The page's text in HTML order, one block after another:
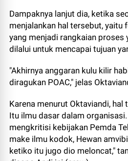
Dampaknya lanjut dia, ketika
menjalankan hal tersebut, yaitu
yang menjadi rangkaian proses
dilalui untuk mencapai tujuan
"Akhirnya anggaran kulu kilir
diragukan POAC," jelas
Karena menurut Oktaviandi,
Itu ilmu dasar dalam
mengkritisi kebijakan Pemda
make ilmu kodok, Hewan
ketiko itu jugo dio meloncat,"